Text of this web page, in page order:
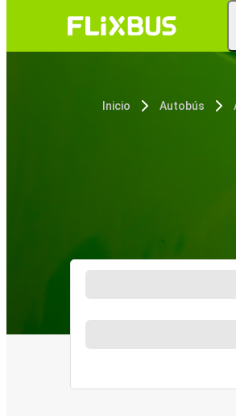
Inicio Autobús